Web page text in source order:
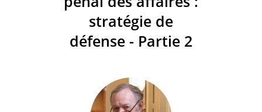
stratégie de
défense - Partie 2